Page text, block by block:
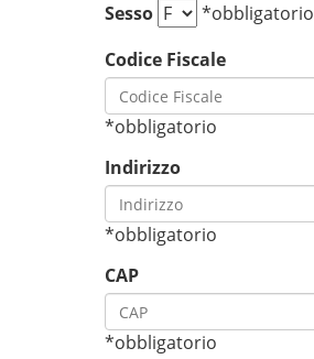
Sesso
*obbligatorio
Codice Fiscale
*obbligatorio
Indirizzo
*obbligatorio
CAP
*obbligatorio